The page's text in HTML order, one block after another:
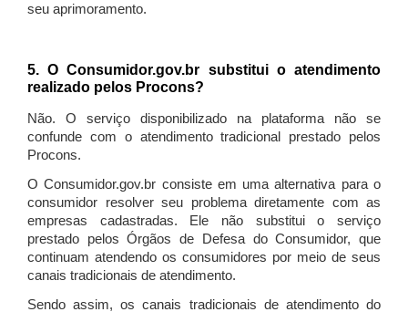
seu aprimoramento.
5. O Consumidor.gov.br substitui o atendimento
realizado pelos Procons?
Não. O serviço disponibilizado na plataforma não se
confunde com o atendimento tradicional prestado pelos
Procons.
O Consumidor.gov.br consiste em uma alternativa para o
consumidor resolver seu problema diretamente com as
empresas cadastradas. Ele não substitui o serviço
prestado pelos Órgãos de Defesa do Consumidor, que
continuam atendendo os consumidores por meio de seus
canais tradicionais de atendimento.
Sendo assim, os canais tradicionais de atendimento do